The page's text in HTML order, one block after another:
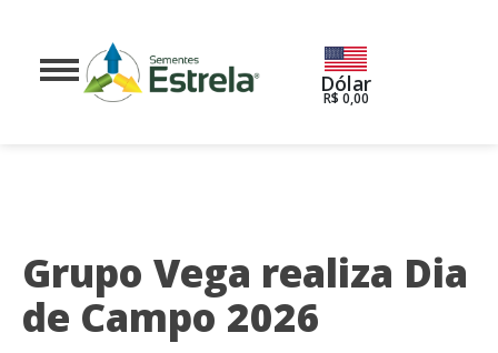
Dólar
R$ 0,00
Grupo Vega realiza Dia
de Campo 2026